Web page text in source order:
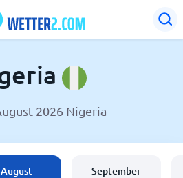
2026 Nigeria
August September